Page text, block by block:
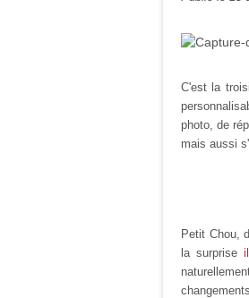
C'est la
photo, de
mais aussi
Petit Chou,
la surprise